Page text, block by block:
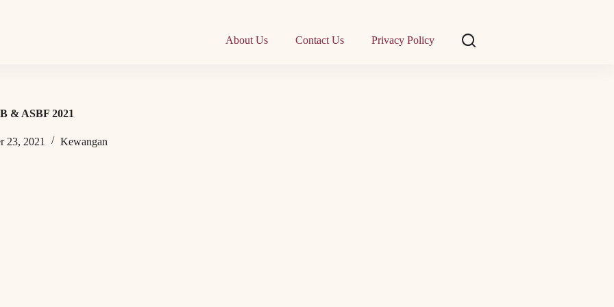
About Us Contact Us Privacy Policy
& ASBF 2021
23, 2021 Kewangan